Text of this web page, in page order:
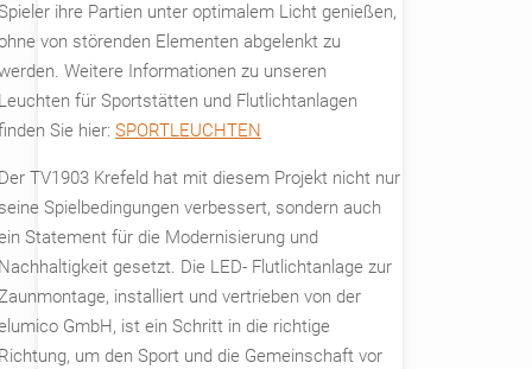
ihre Partien unter optimalem Licht genießen,
von störenden Elementen abgelenkt zu
Weitere Informationen zu unseren
für Sportstätten und Flutlichtanlagen
Sie hier:SPORTLEUCHTEN
TV1903 Krefeld hat mit diesem Projekt nicht nur
Spielbedingungen verbessert, sondern auch
Statement für die Modernisierung und
gesetzt. Die LED- Flutlichtanlage zur
installiert und vertrieben von der
GmbH, ist ein Schritt in die richtige
um den Sport und die Gemeinschaft vor